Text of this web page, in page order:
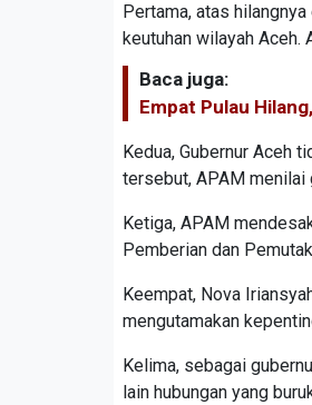
Pertama, atas
keutuhan wilayah Aceh.
Baca juga:
Empat Pulau
Kedua, Gubernur Aceh
tersebut, APAM menilai
Ketiga, APAM
Pemberian dan
Keempat, Nova
mengutamakan
Kelima, sebagai
lain hubungan yang